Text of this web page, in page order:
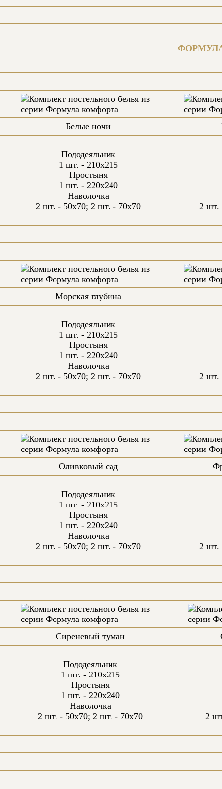
Белые ночи
Пододеяльник
1 шт. - 210х215
Простыня
1 шт. - 220х240
Наволочка
2 шт. - 50х70; 2 шт. - 70х70
2 шт.
Морская глубина
Пододеяльник
1 шт. - 210х215
Простыня
1 шт. - 220х240
Наволочка
2 шт. - 50х70; 2 шт. - 70х70
2 шт.
Оливковый сад
Пододеяльник
1 шт. - 210х215
Простыня
1 шт. - 220х240
Наволочка
2 шт. - 50х70; 2 шт. - 70х70
2 шт.
Сиреневый туман
Пододеяльник
1 шт. - 210х215
Простыня
1 шт. - 220х240
Наволочка
2 шт. - 50х70; 2 шт. - 70х70
2